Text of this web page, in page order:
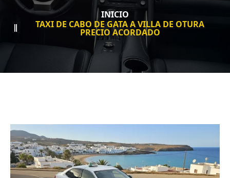
INICIO
TAXI DE CABO DE GATA A VILLA DE OTURA
PRECIO ACORDADO